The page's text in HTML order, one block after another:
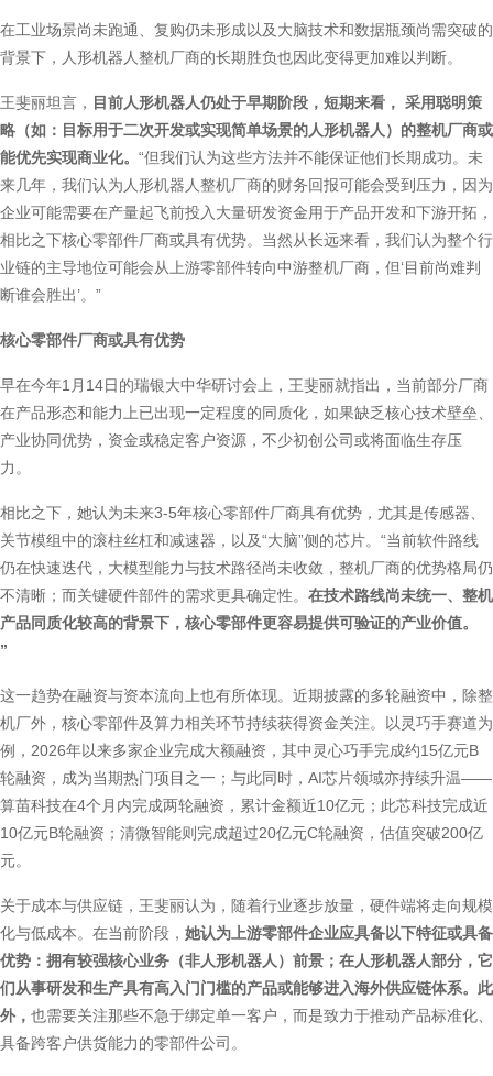
在工业场景尚未跑通、复购仍未形成以及大脑技术和数据瓶颈尚需突破的
背景下，人形机器人整机厂商的长期胜负也因此变得更加难以判断。
王斐丽坦言， 目前人形机器人仍处于早期阶段，短期来看， 采用聪明策
略（如：目标用于二次开发或实现简单场景的人形机器人）的整机厂商或
能优先实现商业化。 “但我们认为这些方法并不能保证他们长期成功。未
来几年，我们认为人形机器人整机厂商的财务回报可能会受到压力，因为
企业可能需要在产量起飞前投入大量研发资金用于产品开发和下游开拓，
相比之下核心零部件厂商或具有优势。当然从长远来看，我们认为整个行
业链的主导地位可能会从上游零部件转向中游整机厂商，但‘目前尚难判
断谁会胜出’。”
核心零部件厂商或具有优势
早在今年1月14日的瑞银大中华研讨会上，王斐丽就指出，当前部分厂商
在产品形态和能力上已出现一定程度的同质化，如果缺乏核心技术壁垒、
产业协同优势，资金或稳定客户资源，不少初创公司或将面临生存压
力。
相比之下，她认为未来3-5年核心零部件厂商具有优势，尤其是传感器、
关节模组中的滚柱丝杠和减速器，以及“大脑”侧的芯片。“当前软件路线
仍在快速迭代，大模型能力与技术路径尚未收敛，整机厂商的优势格局仍
不清晰；而关键硬件部件的需求更具确定性。 在技术路线尚未统一、整机
产品同质化较高的背景下，核心零部件更容易提供可验证的产业价值。
”
这一趋势在融资与资本流向上也有所体现。近期披露的多轮融资中，除整
机厂外，核心零部件及算力相关环节持续获得资金关注。以灵巧手赛道为
例，2026年以来多家企业完成大额融资，其中灵心巧手完成约15亿元B
轮融资，成为当期热门项目之一；与此同时，AI芯片领域亦持续升温——
算苗科技在4个月内完成两轮融资，累计金额近10亿元；此芯科技完成近
10亿元B轮融资；清微智能则完成超过20亿元C轮融资，估值突破200亿
元。
关于成本与供应链，王斐丽认为，随着行业逐步放量，硬件端将走向规模
化与低成本。在当前阶段， 她认为上游零部件企业应具备以下特征或具备
优势：拥有较强核心业务（非人形机器人）前景；在人形机器人部分，它
们从事研发和生产具有高入门门槛的产品或能够进入海外供应链体系。此
外， 也需要关注那些不急于绑定单一客户，而是致力于推动产品标准化、
具备跨客户供货能力的零部件公司。